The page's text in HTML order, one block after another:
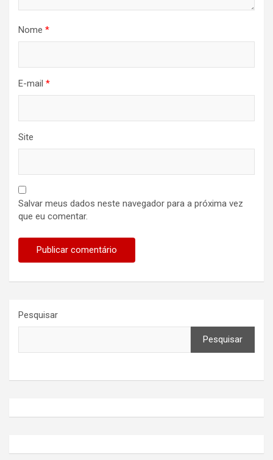
Nome *
E-mail *
Site
Salvar meus dados neste navegador para a próxima vez
que eu comentar.
Pesquisar
Pesquisar